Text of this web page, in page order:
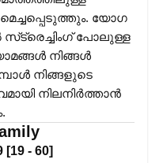
യോഗ
സ്‌ട്രെച്ചിംഗ് പോലുള്ള
നിങ്ങൾ
നിങ്ങളുടെ
നിലനിർത്താൻ
[19 - 60]